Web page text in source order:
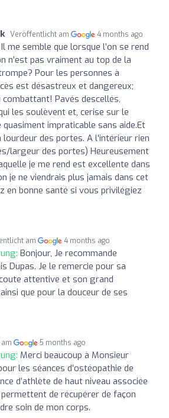
Veröffentlicht am 4 months ago
Il me semble que lorsque l’on se rend
n’est pas vraiment au top de la
Pour les personnes à
est désastreux et dangereux;
combattant! Pavés descellés,
les soulèvent et, cerise sur le
impraticable sans aide.Et
lourdeur des portes. A l'intérieur rien
largeur des portes) Heureusement
je me rend est excellente dans
je ne viendrais plus jamais dans cet
en bonne santé si vous privilégiez
am 4 months ago
Bonjour, Je recommande
Dupas. Je le remercie pour sa
attentive et son grand
que pour la douceur de ses
5 months ago
Merci beaucoup à Monsieur
les séances d’ostéopathie de
d’athlète de haut niveau associée
de récupérer de façon
soin de mon corps.